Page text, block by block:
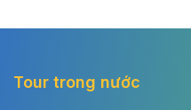
Tour trong nước